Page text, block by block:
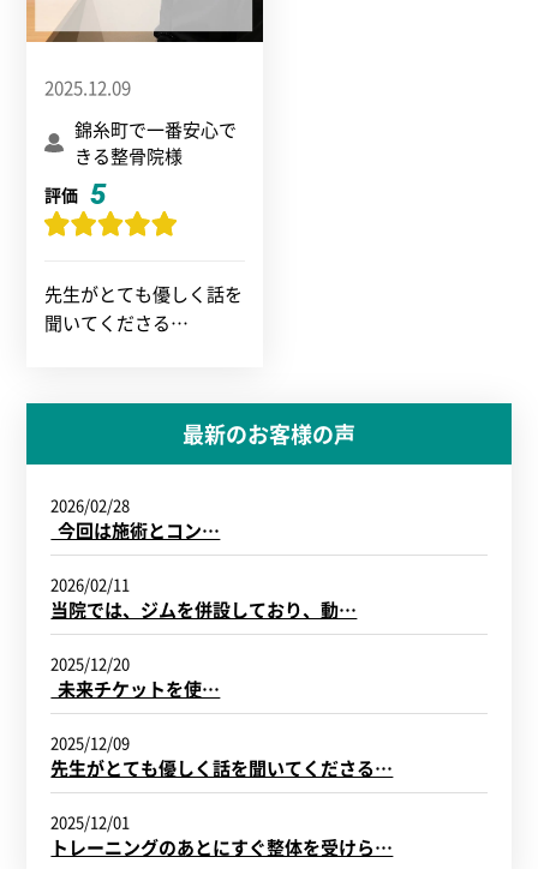
2025.12.09
錦糸町で一番安心で
きる整骨院様
評価 5
先生がとても優しく話を
聞いてくださる…
最新のお客様の声
2026/02/28
今回は施術とコン…
2026/02/11
当院では、ジムを併設しており、動…
2025/12/20
未来チケットを使…
2025/12/09
先生がとても優しく話を聞いてくださる…
2025/12/01
トレーニングのあとにすぐ整体を受けら…